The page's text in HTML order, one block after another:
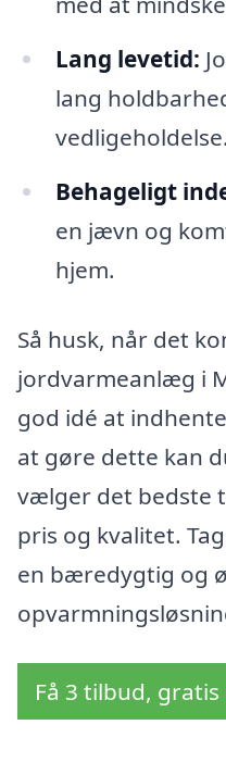
Lang levetid:
lang
vedligeholdelse.
Behageligt
en jævn og
hjem.
Så husk, når det
jordvarmeanlæg i
god idé at
at gøre dette kan
vælger det bedste
pris og kvalitet.
en bæredygtig og
Få 3 tilbud,